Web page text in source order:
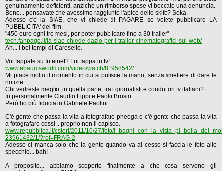
genuinamente deficienti, anziché un rimborso spese vi beccate una denuncia.
Bene... pensavate che avessimo raggiunto l'apice dello skifo? Soka.
Adesso c'è la SIAE, che vi chiede di PAGARE se volete pubblicare LA
PUBBLICITA' dei film.
"450 euro ogni tre mesi, per poter pubblicare fino a 30 trailer"
tech.fanpage.it/la-siae-chiede-dazio-per-i-trailer-cinematografici-sul-web/
Ah... i bei tempi di Carosello.
Voi fappate su Internet? Lui fappa in tv!
www.ebaumsworld.com/video/watch/81958542/
Mi piace molto il momento in cui si pulisce la mano, senza smettere di dare le
notizie.
Chi vedreste meglio, in quella parte, tra i giornalisti e conduttori tv italiani?
Io personalmente Claudio Lippi e Paolo Brosio...
Però ho più fiducia in Gabriele Paolini.
C'è gente che passa la vita a fotografare pheega e c'è gente che passa la vita
a fotografare cessi... proprio non li capisco.
www.repubblica.it/esteri/2011/10/27/foto/
23961432/1/?ref=FRAG-2
Adesso ci manca solo che la gente quando va al cesso si faccia le foto allo
specchio... bah!
A proposito... abbiamo scoperto finalmente a che cosa servono gli